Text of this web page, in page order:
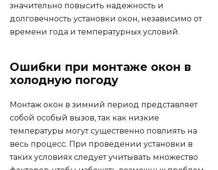
значительно повысить надежность и
долговечность установки окон, независимо от
времени года и температурных условий.
Ошибки при монтаже окон в
холодную погоду
Монтаж окон в зимний период представляет
собой особый вызов, так как низкие
температуры могут существенно повлиять на
весь процесс. При проведении установки в
таких условиях следует учитывать множество